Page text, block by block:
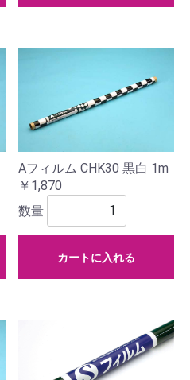
Aフィルム CHK30 黒白 1m
￥1,870
数量
カートに入れる